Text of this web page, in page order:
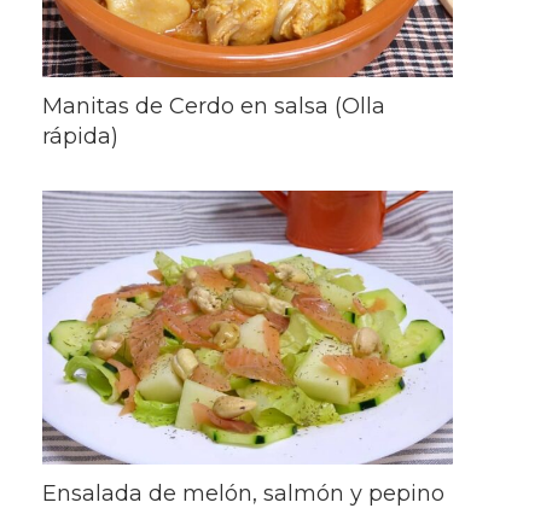
Manitas de Cerdo en salsa (Olla
rápida)
Ensalada de melón, salmón y pepino